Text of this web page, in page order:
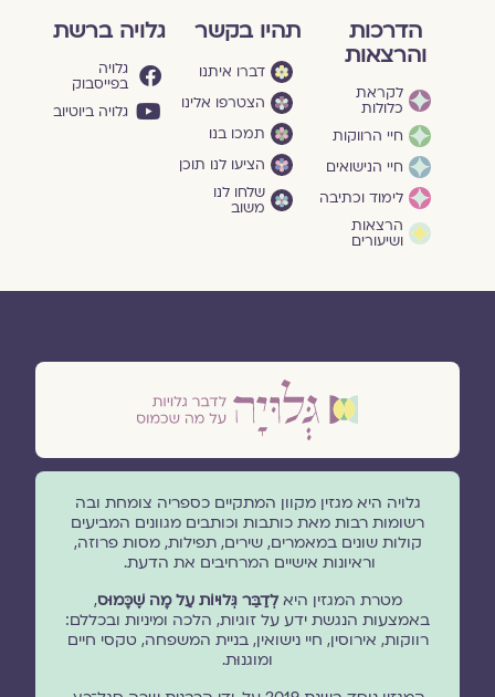
הדרכות
והרצאות
לקראת
כלולות
חיי הרווקות
חיי הנישואים
לימוד וכתיבה
הרצאות
ושיעורים
תהיו בקשר
דברו איתנו
הצטרפו אלינו
תמכו בנו
הציעו לנו תוכן
שלחו לנו
משוב
גלויה ברשת
גלויה
בפייסבוק
גלויה ביוטיוב
גלויה היא מגזין מקוון המתקיים כספריה צומחת ובה
רשומות רבות מאת כותבות וכותבים מגוונים המביעים
קולות שונים במאמרים, שירים, תפילות, מסות פרוזה,
וראיונות אישיים המרחיבים את הדעת.
מטרת המגזין היאלְדַבֵּר גְּלוּיוֹת עַל מָה שֶׁכָּמוּס,
באמצעות הנגשת ידע על זוגיות, הלכה ומיניות ובכללם:
רווקות, אירוסין, חיי נישואין, בניית המשפחה, טקסי חיים
ומוגנוּת.